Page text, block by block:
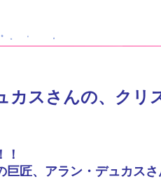
カスさんの、クリ
！
巨匠、アラン・デュカス